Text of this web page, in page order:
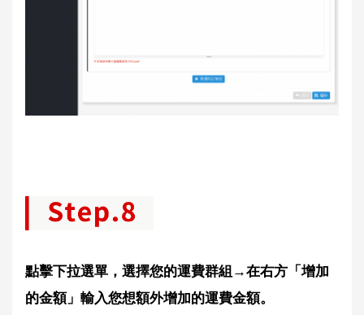
點擊下拉選單，選擇您的運費群組→在右方「增加
的金額」輸入您想額外增加的運費金額。